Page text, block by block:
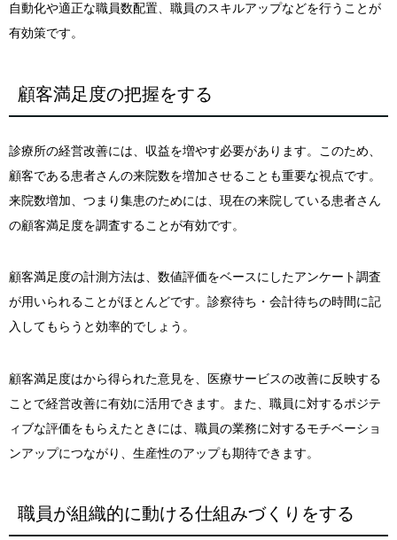
自動化や適正な職員数配置、職員のスキルアップなどを行うことが
有効策です。
顧客満足度の把握をする
診療所の経営改善には、収益を増やす必要があります。このため、
顧客である患者さんの来院数を増加させることも重要な視点です。
来院数増加、つまり集患のためには、現在の来院している患者さん
の顧客満足度を調査することが有効です。
顧客満足度の計測方法は、数値評価をベースにしたアンケート調査
が用いられることがほとんどです。診察待ち・会計待ちの時間に記
入してもらうと効率的でしょう。
顧客満足度はから得られた意見を、医療サービスの改善に反映する
ことで経営改善に有効に活用できます。また、職員に対するポジテ
ィブな評価をもらえたときには、職員の業務に対するモチベーショ
ンアップにつながり、生産性のアップも期待できます。
職員が組織的に動ける仕組みづくりをする